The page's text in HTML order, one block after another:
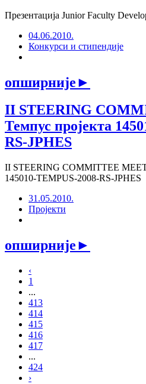
Презентација Јunior Faculty
04.06.2010.
Конкурси и стипендије
опширније►
II STEERING
Темпус пројекта
RS-JPHES
II STEERING COMMITTEE
145010-TEMPUS-2008-RS-JPHES
31.05.2010.
Пројекти
опширније►
‹
1
...
413
414
415
416
417
...
424
›